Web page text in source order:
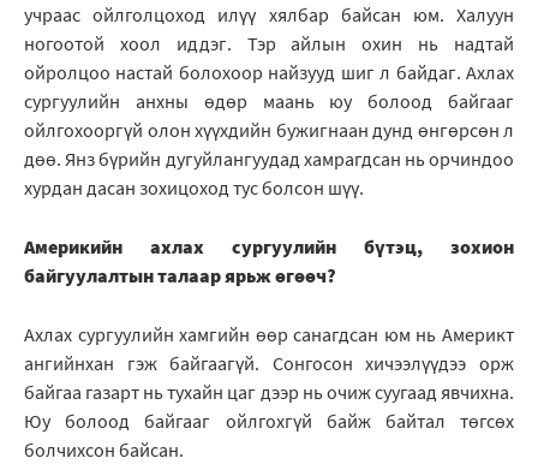
учраас ойлголцоход илүү хялбар байсан юм. Халуун
ногоотой хоол иддэг. Тэр айлын охин нь надтай
ойролцоо настай болохоор найзууд шиг л байдаг. Ахлах
сургуулийн анхны өдөр маань юу болоод байгааг
ойлгохооргүй олон хүүхдийн бужигнаан дунд өнгөрсөн л
дөө. Янз бүрийн дугуйлангуудад хамрагдсан нь орчиндоо
хурдан дасан зохицоход тус болсон шүү.
Америкийн ахлах сургуулийн бүтэц, зохион
байгуулалтын талаар ярьж өгөөч?
Ахлах сургуулийн хамгийн өөр санагдсан юм нь Америкт
ангийнхан гэж байгаагүй. Сонгосон хичээлүүдээ орж
байгаа газарт нь тухайн цаг дээр нь очиж суугаад явчихна.
Юу болоод байгааг ойлгохгүй байж байтал төгсөх
болчихсон байсан.